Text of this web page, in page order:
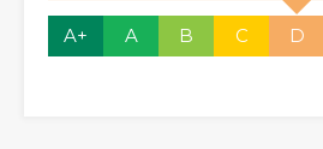
A+ A B C D